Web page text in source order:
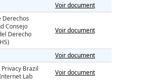
Voir document
Derechos
Consejo
Derecho
Voir document
Voir document
Brazil
Lab
Voir document